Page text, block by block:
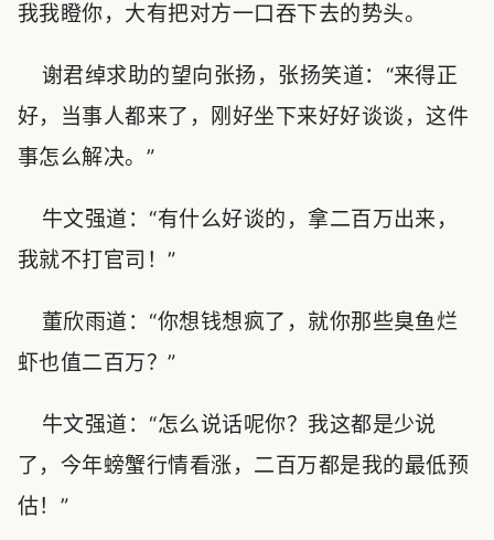
我我瞪你，大有把对方一口吞下去的势头。
谢君绰求助的望向张扬，张扬笑道：“来得正
好，当事人都来了，刚好坐下来好好谈谈，这件
事怎么解决。”
牛文强道：“有什么好谈的，拿二百万出来，
我就不打官司！”
董欣雨道：“你想钱想疯了，就你那些臭鱼烂
虾也值二百万？”
牛文强道：“怎么说话呢你？我这都是少说
了，今年螃蟹行情看涨，二百万都是我的最低预
估！”